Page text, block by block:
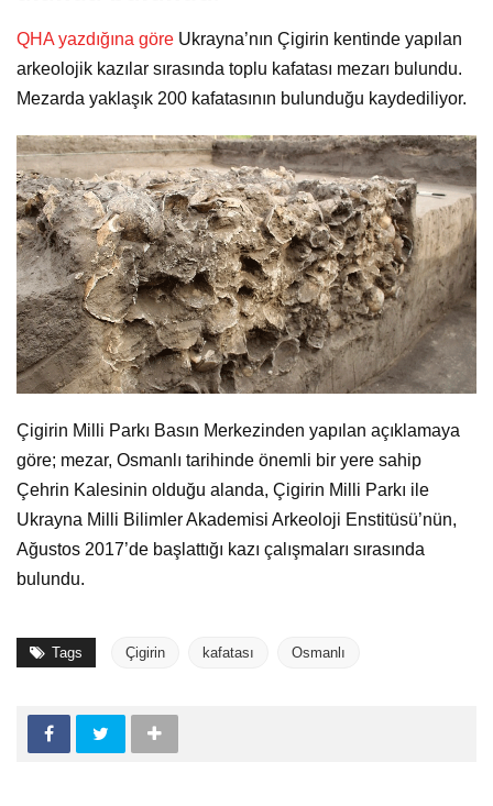
QHA yazdığına göre Ukrayna’nın Çigirin kentinde yapılan
arkeolojik kazılar sırasında toplu kafatası mezarı bulundu.
Mezarda yaklaşık 200 kafatasının bulunduğu kaydediliyor.
Çigirin Milli Parkı Basın Merkezinden yapılan açıklamaya
göre; mezar, Osmanlı tarihinde önemli bir yere sahip
Çehrin Kalesinin olduğu alanda, Çigirin Milli Parkı ile
Ukrayna Milli Bilimler Akademisi Arkeoloji Enstitüsü’nün,
Ağustos 2017’de başlattığı kazı çalışmaları sırasında
bulundu.
Tags Çigirin kafatası Osmanlı